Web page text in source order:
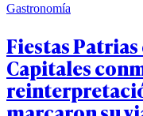
Gastronomía
Fiestas Patrias
Capitales